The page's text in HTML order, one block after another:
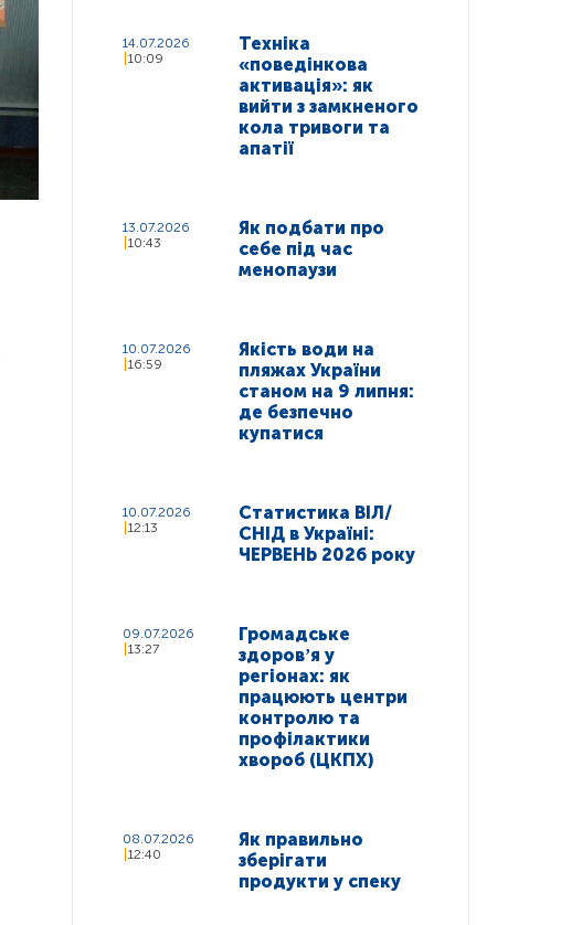
14.07.2026
10:09
Техніка
«поведінкова
активація»: як
вийти з замкненого
кола тривоги та
апатії
13.07.2026
10:43
Як подбати про
себе під час
менопаузи
10.07.2026
16:59
Якість води на
пляжах України
станом на 9 липня:
де безпечно
купатися
10.07.2026
12:13
Статистика ВІЛ/
СНІД в Україні:
ЧЕРВЕНЬ 2026 року
09.07.2026
13:27
Громадське
здоровʼя у
регіонах: як
працюють центри
контролю та
профілактики
хвороб (ЦКПХ)
08.07.2026
12:40
Як правильно
зберігати
продукти у спеку